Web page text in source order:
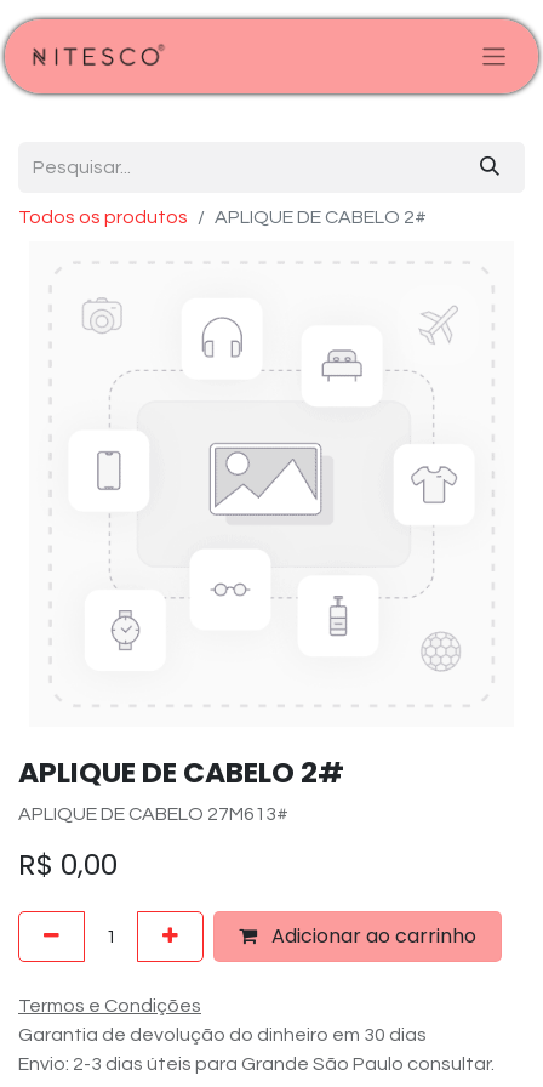
Todos os produtos APLIQUE DE CABELO 2#
APLIQUE DE CABELO 2#
APLIQUE DE CABELO 27M613#
R$ 0,00
Adicionar ao carrinho
Termos e Condições
Garantia de devolução do dinheiro em 30 dias
Envio: 2-3 dias úteis para Grande São Paulo consultar.